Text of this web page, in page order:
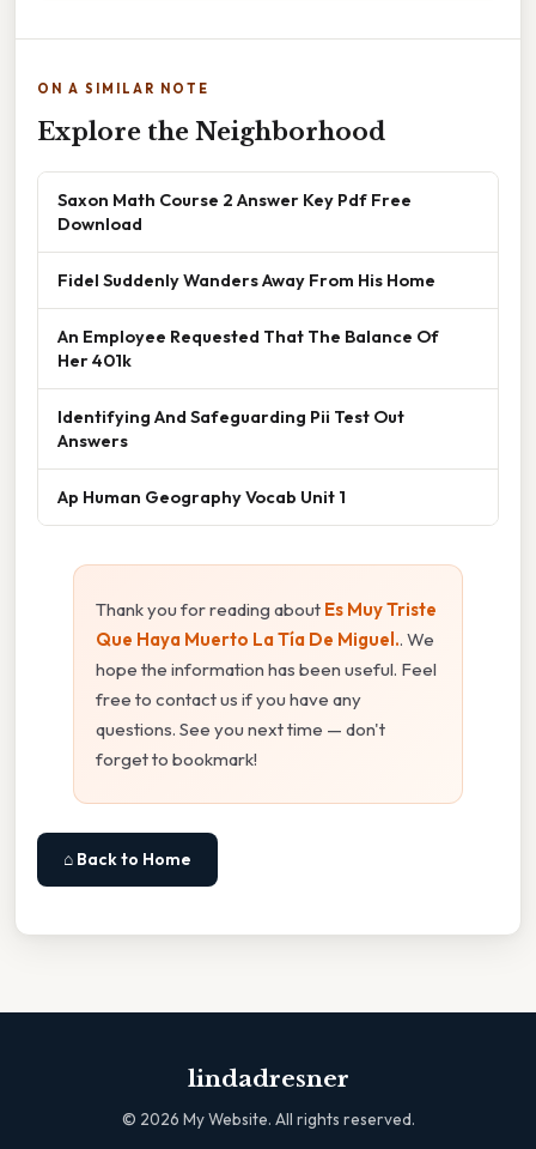
ON A SIMILAR NOTE
Explore the Neighborhood
Saxon Math Course 2 Answer Key Pdf Free
Download
Fidel Suddenly Wanders Away From His Home
An Employee Requested That The Balance Of
Her 401k
Identifying And Safeguarding Pii Test Out
Answers
Ap Human Geography Vocab Unit 1
Thank you for reading about Es Muy Triste
Que Haya Muerto La Tía De Miguel.. We
hope the information has been useful. Feel
free to contact us if you have any
questions. See you next time — don't
forget to bookmark!
⌂ Back to Home
lindadresner
© 2026 My Website. All rights reserved.